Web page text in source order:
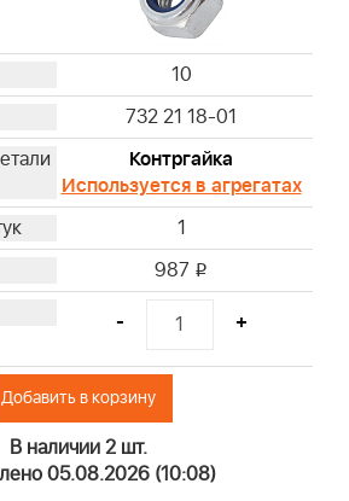
10
732 21 18-01
Контргайка
Используется в агрегатах
1
987 i
- +
Добавить в корзину
В наличии 2 шт.
05.08.2026 (10:08)